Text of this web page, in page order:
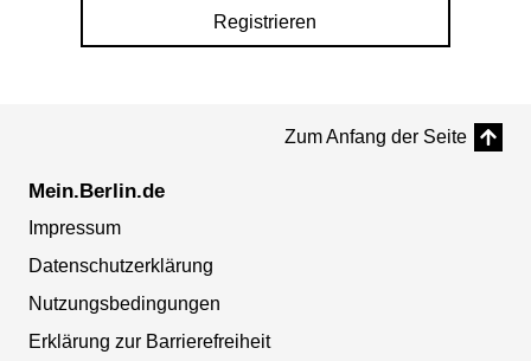
Registrieren
Zum Anfang der Seite
Mein.Berlin.de
Impressum
Datenschutzerklärung
Nutzungsbedingungen
Erklärung zur Barrierefreiheit